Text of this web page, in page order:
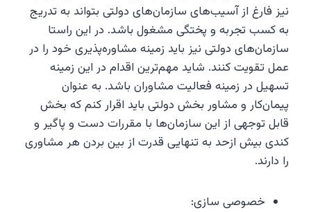
نیز فارغ از آسیب‌های سازمان‌های دولتی بتواند به تدریج
به کسب تجربه و پختگی مشغول باشد. در این راستا
سازمان‌های دولتی نیز باید زمینه مشاوره‌پذیری خود را در
عمل تقویت کنند. شاید مهم‌ترین اقدام در این زمینه
تسهیل در زمینه فعالیت مشاوران باشد. به عنوان
پیمان‌کار و مشاور بخش دولتی باید اقرار کنم که بخش
قابل توجهی از این سازمان‌ها با مقررات دست و پاگیر و
کندی بیش ازحد به تنهایی قدرت از بین بردن هر مشاوری
را دارند.
خصوصی سازی: